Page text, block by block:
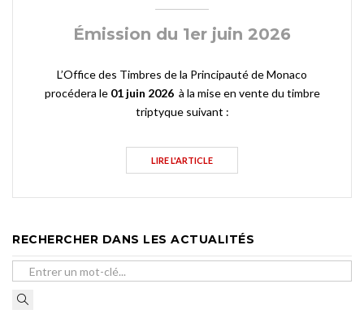
Émission du 1er juin 2026
L’Office des Timbres de la Principauté de Monaco
procédera le 01 juin 2026à la mise en vente du timbre
triptyque suivant :
LIRE L'ARTICLE
RECHERCHER DANS LES ACTUALITÉS